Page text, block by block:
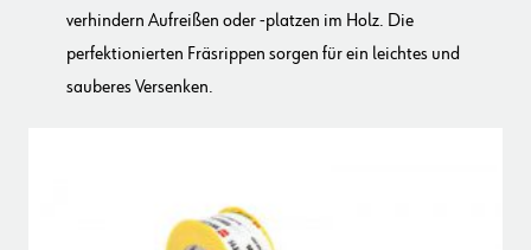
verhindern Aufreißen oder -platzen im Holz. Die
perfektionierten Fräsrippen sorgen für ein leichtes und
sauberes Versenken.